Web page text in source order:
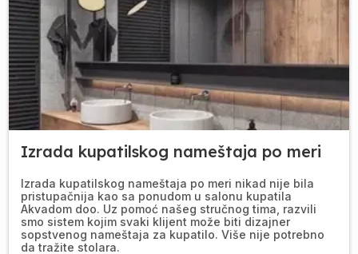
Izrada kupatilskog nameštaja po meri
Izrada kupatilskog nameštaja po meri nikad nije bila
pristupačnija kao sa ponudom u salonu kupatila
Akvadom doo. Uz pomoć našeg stručnog tima, razvili
smo sistem kojim svaki klijent može biti dizajner
sopstvenog nameštaja za kupatilo. Više nije potrebno
da tražite stolara.